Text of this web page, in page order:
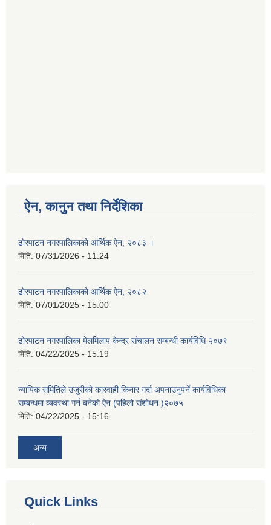
ऐन, कानुन तथा निर्देशिका
ढोरपाटन नगरपालिकाको आर्थिक ऐन, २०८३ ।
मिति: 07/31/2026 - 11:24
ढोरपाटन नगरपालिकाको आर्थिक ऐन, २०८२
मिति: 07/01/2025 - 15:00
ढोरपाटन नगरपालिका मेलमिलाप केन्द्र संचालन सम्बन्धी कार्यविधि २०७९
मिति: 04/22/2025 - 15:19
न्यायिक समितिले उजुरीको कारवाही किनार गर्दा अपनाउनुपर्ने कार्यविधिका
सम्बन्धमा व्यवस्था गर्न बनेको ऐन (पहिलो संशोधन )२०७५
मिति: 04/22/2025 - 15:16
अन्य
Quick Links